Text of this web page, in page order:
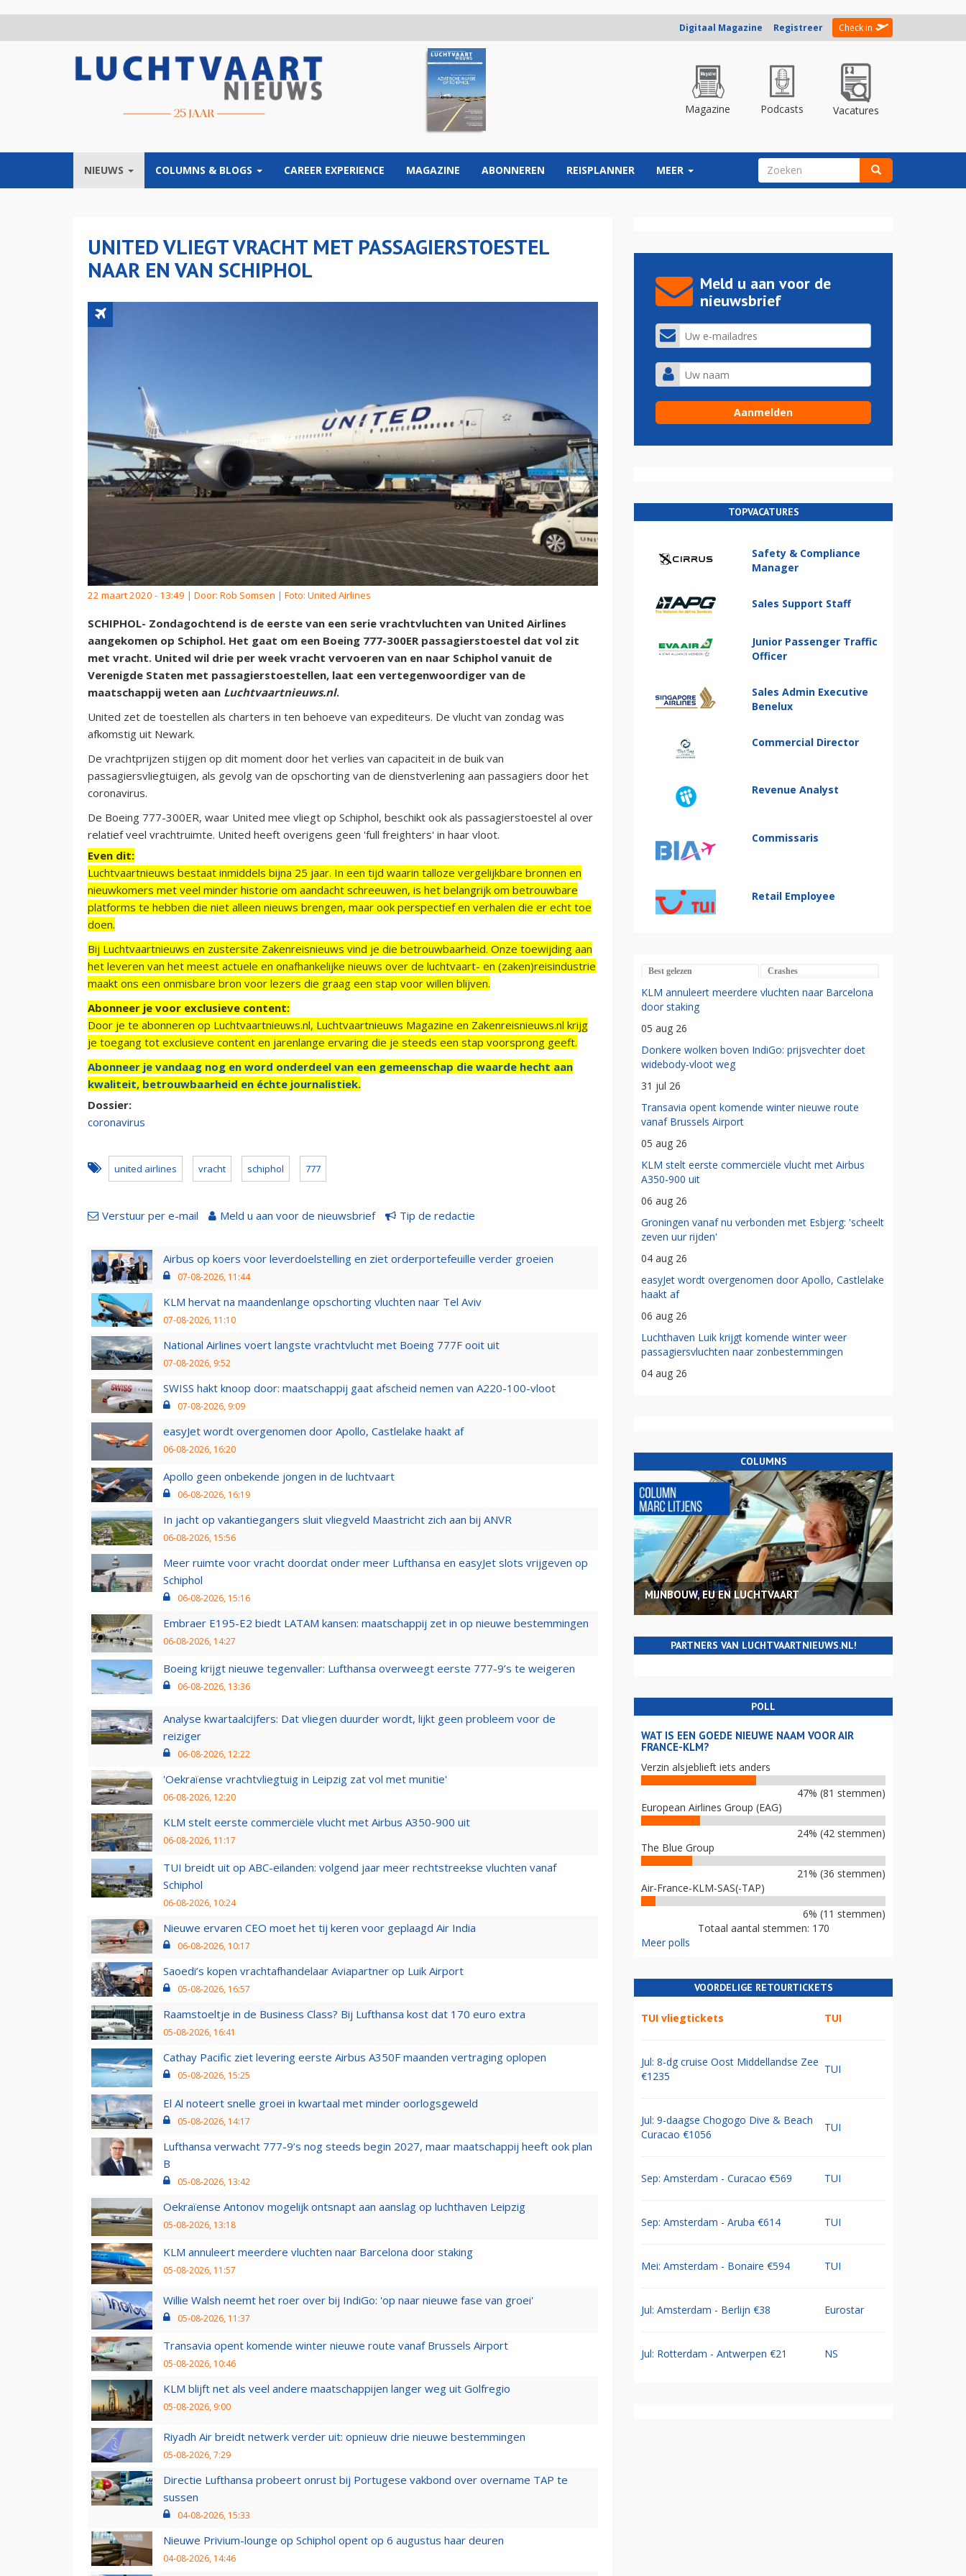
Digitaal Magazine Registreer Check in
Magazine Podcasts Vacatures
NIEUWS COLUMNS & BLOGS CAREER EXPERIENCE MAGAZINE ABONNEREN REISPLANNER MEER ZOEKVELD
UNITED VLIEGT VRACHT MET PASSAGIERSTOESTEL
NAAR EN VAN SCHIPHOL
22 maart 2020 - 13:49 | Door: Rob Somsen | Foto: United Airlines
SCHIPHOL- Zondagochtend is de eerste van een serie vrachtvluchten van United Airlines
aangekomen op Schiphol. Het gaat om een Boeing 777-300ER passagierstoestel dat vol zit
met vracht. United wil drie per week vracht vervoeren van en naar Schiphol vanuit de
Verenigde Staten met passagierstoestellen, laat een vertegenwoordiger van de
maatschappij weten aan Luchtvaartnieuws.nl.
United zet de toestellen als charters in ten behoeve van expediteurs. De vlucht van zondag was
afkomstig uit Newark.
De vrachtprijzen stijgen op dit moment door het verlies van capaciteit in de buik van
passagiersvliegtuigen, als gevolg van de opschorting van de dienstverlening aan passagiers door het
coronavirus.
De Boeing 777-300ER, waar United mee vliegt op Schiphol, beschikt ook als passagierstoestel al over
relatief veel vrachtruimte. United heeft overigens geen 'full freighters' in haar vloot.
Even dit:
Luchtvaartnieuws bestaat inmiddels bijna 25 jaar. In een tijd waarin talloze vergelijkbare bronnen en
nieuwkomers met veel minder historie om aandacht schreeuwen, is het belangrijk om betrouwbare
platforms te hebben die niet alleen nieuws brengen, maar ook perspectief en verhalen die er echt toe
doen.
Bij Luchtvaartnieuws en zustersite Zakenreisnieuws vind je die betrouwbaarheid. Onze toewijding aan
het leveren van het meest actuele en onafhankelijke nieuws over de luchtvaart- en (zaken)reisindustrie
maakt ons een onmisbare bron voor lezers die graag een stap voor willen blijven.
Abonneer je voor exclusieve content:
Door je te abonneren op Luchtvaartnieuws.nl, Luchtvaartnieuws Magazine en Zakenreisnieuws.nl krijg
je toegang tot exclusieve content en jarenlange ervaring die je steeds een stap voorsprong geeft.
Abonneer je vandaag nog en word onderdeel van een gemeenschap die waarde hecht aan
kwaliteit, betrouwbaarheid en échte journalistiek.
Dossier:
coronavirus
united airlines vracht schiphol 777
Verstuur per e-mail Meld u aan voor de nieuwsbrief Tip de redactie
Airbus op koers voor leverdoelstelling en ziet orderportefeuille verder groeien
07-08-2026, 11:44
KLM hervat na maandenlange opschorting vluchten naar Tel Aviv
07-08-2026, 11:10
National Airlines voert langste vrachtvlucht met Boeing 777F ooit uit
07-08-2026, 9:52
SWISS hakt knoop door: maatschappij gaat afscheid nemen van A220-100-vloot
07-08-2026, 9:09
easyJet wordt overgenomen door Apollo, Castlelake haakt af
06-08-2026, 16:20
Apollo geen onbekende jongen in de luchtvaart
06-08-2026, 16:19
In jacht op vakantiegangers sluit vliegveld Maastricht zich aan bij ANVR
06-08-2026, 15:56
Meer ruimte voor vracht doordat onder meer Lufthansa en easyJet slots vrijgeven op
Schiphol
06-08-2026, 15:16
Embraer E195-E2 biedt LATAM kansen: maatschappij zet in op nieuwe bestemmingen
06-08-2026, 14:27
Boeing krijgt nieuwe tegenvaller: Lufthansa overweegt eerste 777-9’s te weigeren
06-08-2026, 13:36
Analyse kwartaalcijfers: Dat vliegen duurder wordt, lijkt geen probleem voor de
reiziger
06-08-2026, 12:22
'Oekraïense vrachtvliegtuig in Leipzig zat vol met munitie'
06-08-2026, 12:20
KLM stelt eerste commerciële vlucht met Airbus A350-900 uit
06-08-2026, 11:17
TUI breidt uit op ABC-eilanden: volgend jaar meer rechtstreekse vluchten vanaf
Schiphol
06-08-2026, 10:24
Nieuwe ervaren CEO moet het tij keren voor geplaagd Air India
06-08-2026, 10:17
Saoedi’s kopen vrachtafhandelaar Aviapartner op Luik Airport
05-08-2026, 16:57
Raamstoeltje in de Business Class? Bij Lufthansa kost dat 170 euro extra
05-08-2026, 16:41
Cathay Pacific ziet levering eerste Airbus A350F maanden vertraging oplopen
05-08-2026, 15:25
El Al noteert snelle groei in kwartaal met minder oorlogsgeweld
05-08-2026, 14:17
Lufthansa verwacht 777-9’s nog steeds begin 2027, maar maatschappij heeft ook plan
B
05-08-2026, 13:42
Oekraïense Antonov mogelijk ontsnapt aan aanslag op luchthaven Leipzig
05-08-2026, 13:18
KLM annuleert meerdere vluchten naar Barcelona door staking
05-08-2026, 11:57
Willie Walsh neemt het roer over bij IndiGo: 'op naar nieuwe fase van groei'
05-08-2026, 11:37
Transavia opent komende winter nieuwe route vanaf Brussels Airport
05-08-2026, 10:46
KLM blijft net als veel andere maatschappijen langer weg uit Golfregio
05-08-2026, 9:00
Riyadh Air breidt netwerk verder uit: opnieuw drie nieuwe bestemmingen
05-08-2026, 7:29
Directie Lufthansa probeert onrust bij Portugese vakbond over overname TAP te
sussen
04-08-2026, 15:33
Nieuwe Privium-lounge op Schiphol opent op 6 augustus haar deuren
04-08-2026, 14:46
Meld u aan voor de
nieuwsbrief
TOPVACATURES
Safety & Compliance
Manager
Sales Support Staff
Junior Passenger Traffic
Officer
Sales Admin Executive
Benelux
Commercial Director
Revenue Analyst
Commissaris
Retail Employee
Best gelezen Crashes
KLM annuleert meerdere vluchten naar Barcelona
door staking
05 aug 26
Donkere wolken boven IndiGo: prijsvechter doet
widebody-vloot weg
31 jul 26
Transavia opent komende winter nieuwe route
vanaf Brussels Airport
05 aug 26
KLM stelt eerste commerciële vlucht met Airbus
A350-900 uit
06 aug 26
Groningen vanaf nu verbonden met Esbjerg: 'scheelt
zeven uur rijden'
04 aug 26
easyJet wordt overgenomen door Apollo, Castlelake
haakt af
06 aug 26
Luchthaven Luik krijgt komende winter weer
passagiersvluchten naar zonbestemmingen
04 aug 26
COLUMNS
MIJNBOUW, EU EN LUCHTVAART
PARTNERS VAN LUCHTVAARTNIEUWS.NL!
POLL
WAT IS EEN GOEDE NIEUWE NAAM VOOR AIR
FRANCE-KLM?
Verzin alsjeblieft iets anders
47% (81 stemmen)
European Airlines Group (EAG)
24% (42 stemmen)
The Blue Group
21% (36 stemmen)
Air-France-KLM-SAS(-TAP)
6% (11 stemmen)
Totaal aantal stemmen: 170
Meer polls
VOORDELIGE RETOURTICKETS
TUI vliegtickets TUI
Jul: 8-dg cruise Oost Middellandse Zee
€1235
TUI
Jul: 9-daagse Chogogo Dive & Beach
Curacao €1056
TUI
Sep: Amsterdam - Curacao €569 TUI
Sep: Amsterdam - Aruba €614 TUI
Mei: Amsterdam - Bonaire €594 TUI
Jul: Amsterdam - Berlijn €38 Eurostar
Jul: Rotterdam - Antwerpen €21 NS